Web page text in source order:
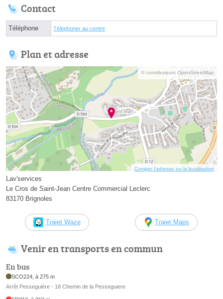
Contact
Téléphone Téléphoner au centre
Plan et adresse
© contributeurs OpenStreetMap
Corriger l’adresse ou la localisation
Lav'services
Le Cros de Saint-Jean Centre Commercial Leclerc
83170 Brignoles
Trajet Waze Trajet Maps
Venir en transports en commun
En bus
SCO224, à 275 m
Arrêt Pesseguière - 18 Chemin de la Pesseguiere